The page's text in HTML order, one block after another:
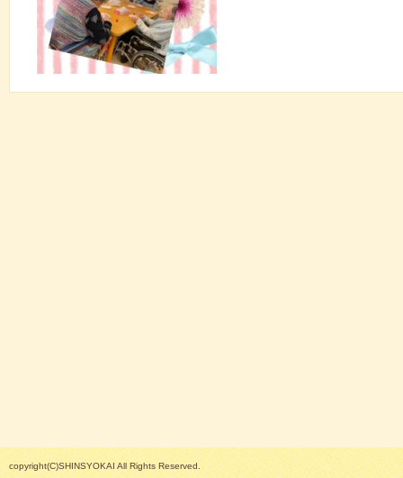
copyright(C)SHINSYOKAI All Rights Reserved.